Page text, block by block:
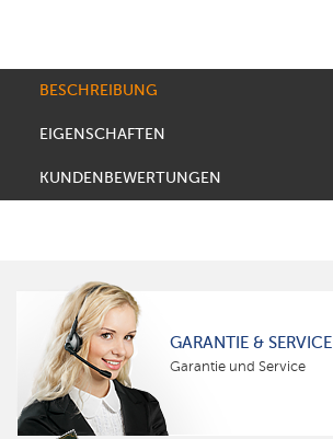
BESCHREIBUNG
EIGENSCHAFTEN
KUNDENBEWERTUNGEN
GARANTIE & SERVICE
Garantie und Service